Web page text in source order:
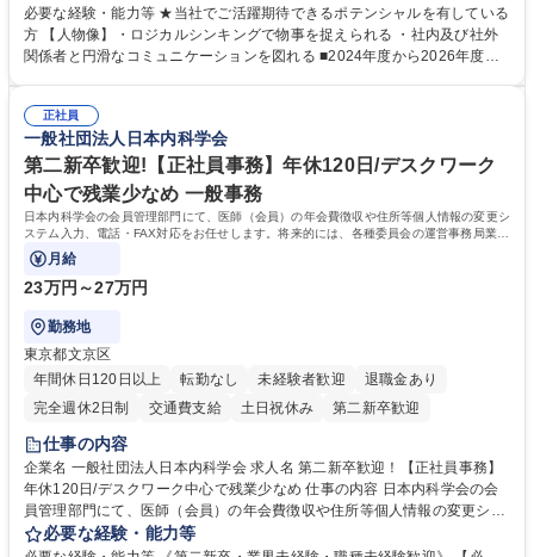
務 ■営業部門の企画スタッフ、ルート営業 【キャリアパス】入社後の配属
ポジションで一定期間ご活躍頂いた後、本人の適性及び将来のキャリアを
鑑みてジョブローテーションを行います。 【育成】OJTでの現場育成や研
表するインフラ企業 #ポテンシャル採用
必要な経験・能力等 ★当社でご活躍期待できるポテンシャルを有している
方 【人物像】・ロジカルシンキングで物事を捉えられる ・社内及び社外
関係者と円滑なコミュニケーションを図れる ■2024年度から2026年度ま
72.html ■エネルギーセキュリティの不安定化や気候変動による自然災害の
甚大化など、これまで以上に社会課題解決の重要性が高まっています。
「未来の日常」の創造に向けて持続可能な社会の実現に貢献してまいりま
す。 学歴・資格 学歴：大学院 大学 語学力： 資格：
正社員
一般社団法人日本内科学会
第二新卒歓迎!【正社員事務】年休120日/デスクワーク
中心で残業少なめ 一般事務
日本内科学会の会員管理部門にて、医師（会員）の年会費徴収や住所等個人情報の変更シ
ステム入力、電話・FAX対応をお任せします。将来的には、各種委員会の運営事務局業務
などにも幅広く携わっていただきます。
月給
23万円～27万円
勤務地
東京都文京区
年間休日120日以上
転勤なし 未経験者歓迎
退職金あり
完全週休2日制
交通費支給 土日祝休み 第二新卒歓迎
仕事の内容
企業名 一般社団法人日本内科学会 求人名 第二新卒歓迎！【正社員事務】
年休120日/デスクワーク中心で残業少なめ 仕事の内容 日本内科学会の会
員管理部門にて、医師（会員）の年会費徴収や住所等個人情報の変更シス
テム入力、電話・FAX対応をお任せします。将来的には、各種委員会の運
営事務局業務などにも幅広く携わっていただきます。 【会員管理・データ
必要な経験・能力等